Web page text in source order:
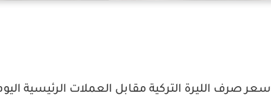
سعر صرف الليرة التركية مقابل العملات الرئيسية اليوم